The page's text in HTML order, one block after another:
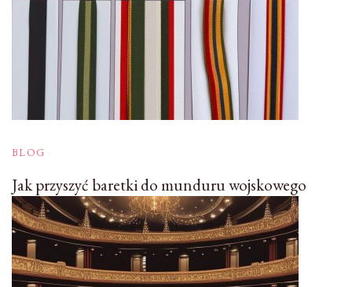
BLOG
Jak przyszyć baretki do munduru wojskowego